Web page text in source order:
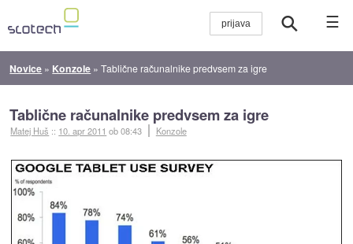
☰
Novice » Konzole »Tablične računalnike predvsem za igre
Tablične računalnike predvsem za igre
Matej Huš :: 10. apr 2011 ob 08:43 Konzole